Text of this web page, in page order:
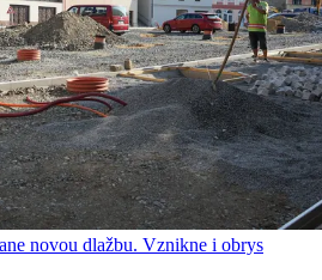
novou dlažbu. Vznikne i obrys